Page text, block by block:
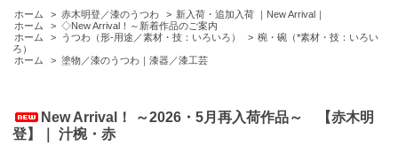
ホーム > 赤木明登／漆のうつわ > 新入荷・追加入荷 ｜New Arrival｜
ホーム
> ◇New Arrival！～新着作品のご案内
ホーム
> うつわ（形-用途／素材・技：いろいろ） > 椀・碗（*素材・技：いろい
ろ）
ホーム
> 塗物／漆のうつわ｜漆器／漆工芸
New Arrival！ ～2026・5月再入荷作品～ 【赤木明
登】｜ 汁椀・赤